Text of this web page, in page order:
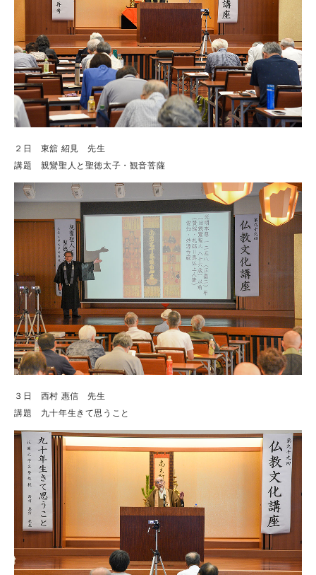
２日 東舘 紹見 先生
講題 親鸞聖人と聖徳太子・観音菩薩
３日 西村 惠信 先生
講題 九十年生きて思うこと